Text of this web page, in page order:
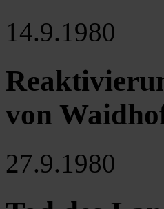
14.9.1980
von
27.9.1980